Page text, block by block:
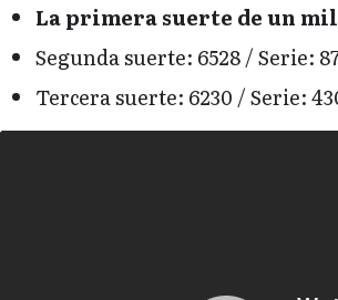
La primera suerte de un
Segunda suerte: 6528 / Serie:
Tercera suerte: 6230 / Serie: